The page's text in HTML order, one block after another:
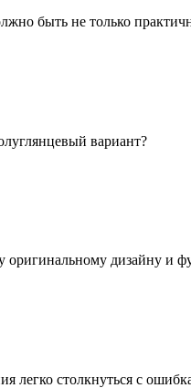
быть не только
вариант?
оригинальному дизайну и
легко столкнуться с